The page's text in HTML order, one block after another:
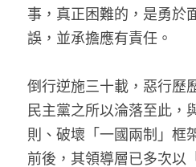
溫志倫專欄
汪明欣專欄
張美雄專欄
莊豪鋒專欄
香港科技專上書院｜專
事，真正困難的，是勇於
誤，並承擔應有責任。
倒行逆施三十載，惡行歷
民主黨之所以淪落至此，
則、破壞「一國兩制」框
前後，其領導層已多次以